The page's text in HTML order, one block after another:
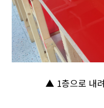
▲ 1층으로 내